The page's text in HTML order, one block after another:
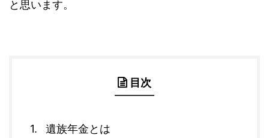
と思います。
目次
遺族年金とは